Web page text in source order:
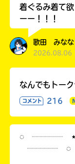
着ぐるみ着て
ーー！！！
歌田 みなな
2026.08.06
なんでもト
コメント 216
◌ ┈┈┈┈
┈┈┈┈ ◌